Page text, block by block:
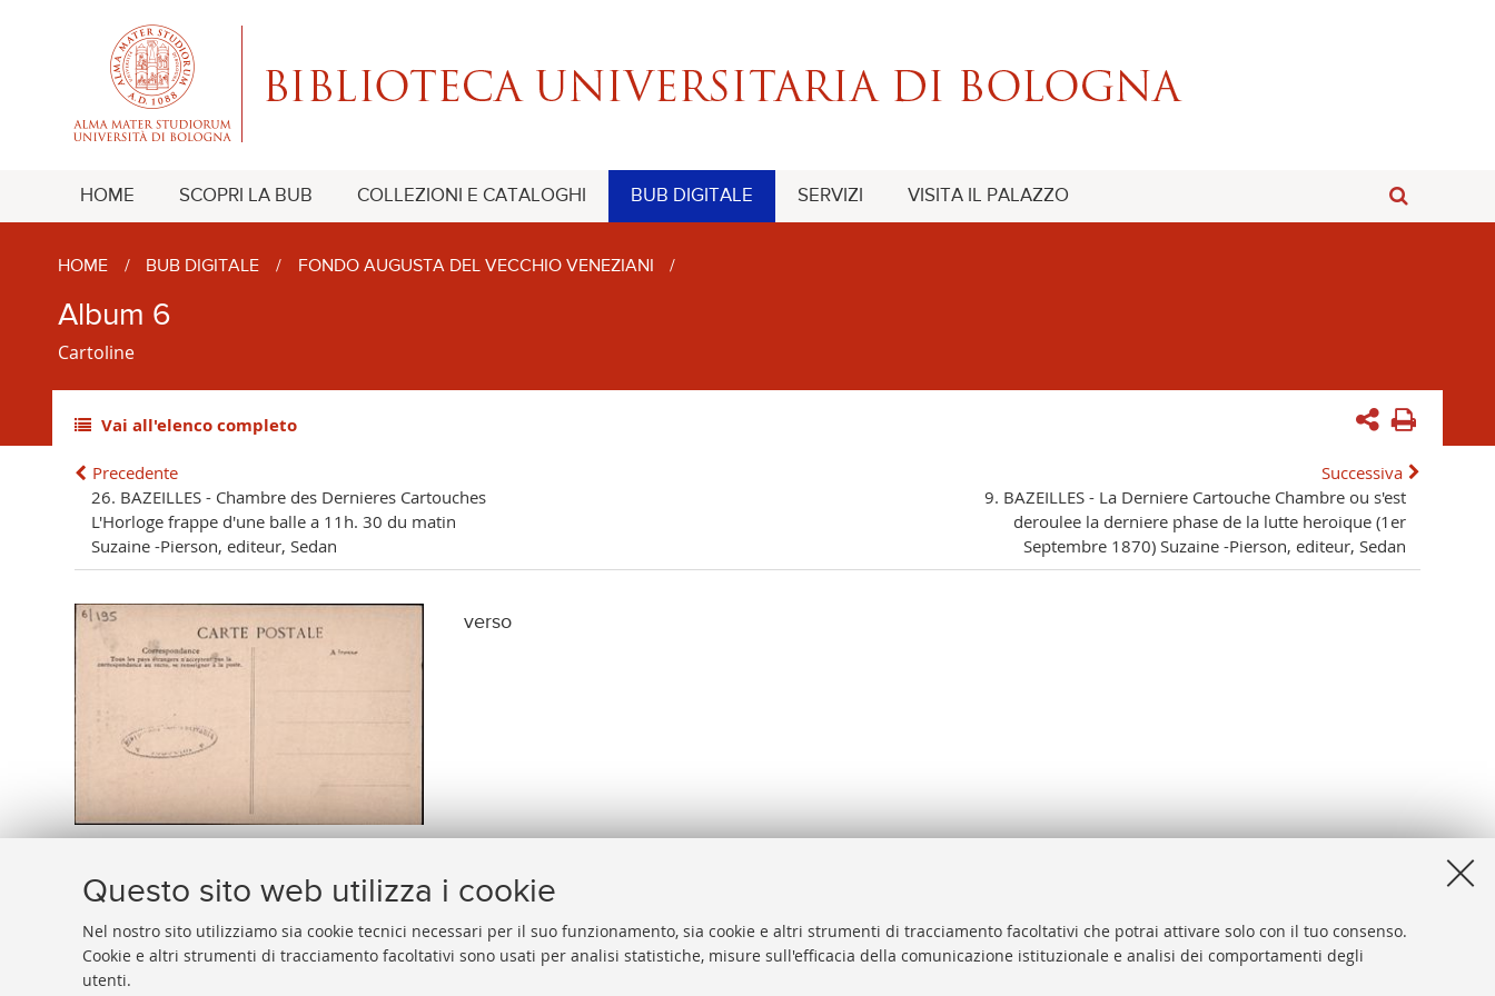
Questo sito web utilizza i cookie
Nel nostro sito utilizziamo sia cookie tecnici necessari per il suo funzionamento, sia cookie e altri strumenti di tracciamento facoltativi che potrai attivare solo con il tuo consenso.
Cookie e altri strumenti di tracciamento facoltativi sono usati per analisi statistiche, misure sull'efficacia della comunicazione istituzionale e analisi dei comportamenti degli
utenti.
HOME SCOPRI LA BUB COLLEZIONI E CATALOGHI BUB DIGITALE SERVIZI VISITA IL PALAZZO
HOME / BUB DIGITALE / FONDO AUGUSTA DEL VECCHIO VENEZIANI /
Album 6
Cartoline
Vai all'elenco completo
Precedente
26. BAZEILLES - Chambre des Dernieres Cartouches
L'Horloge frappe d'une balle a 11h. 30 du matin
Suzaine -Pierson, editeur, Sedan
Successiva
9. BAZEILLES - La Derniere Cartouche Chambre ou s'est
deroulee la derniere phase de la lutte heroique (1er
Septembre 1870) Suzaine -Pierson, editeur, Sedan
verso
BIBLIOTECA